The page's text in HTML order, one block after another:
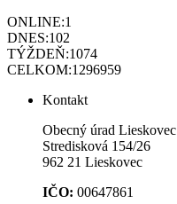
ONLINE:1
DNES:102
TÝŽDEŇ:1074
CELKOM:1296959
Kontakt
Obecný úrad Lieskovec
Stredisková 154/26
962 21 Lieskovec
IČO: 00647861